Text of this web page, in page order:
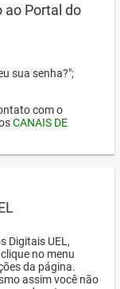
ao Portal do
sua senha?";
com o
CANAIS DE
Digitais UEL,
no menu
da página.
assim você não